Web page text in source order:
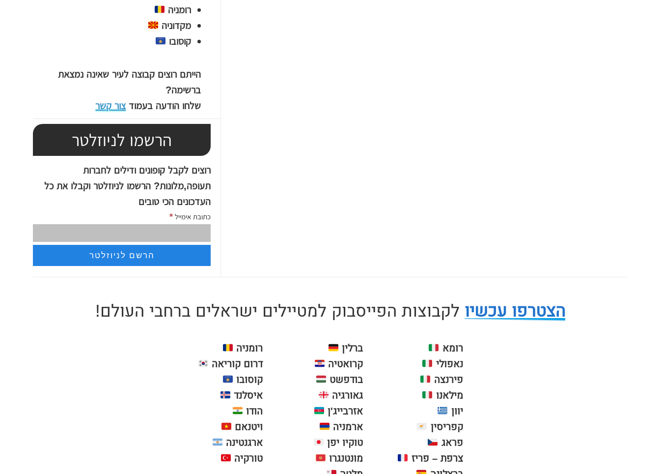
רומניה
מקדוניה
קוסובו
הייתם רוצים קבוצה לעיר שאינה נמצאת
ברשימה?
שלחו הודעה בעמודצור קשר
הרשמו לניוזלטר
רוצים לקבל קופונים ודילים לחברות
תעופה,מלונות? הרשמו לניוזלטר וקבלו את כל
העדכונים הכי טובים
כתובת אימייל *
הצטרפו עכשיו לקבוצות הפייסבוק למטיילים ישראלים ברחבי העולם!
רומא
נאפולי
פירנצה
מילאנו
יוון
קפריסין
פראג
צרפת – פריז
ברלין
קרואטיה
בודפשט
גאורגיה
אזרבייג'ן
ארמניה
טוקיו יפן
מונטנגרו
רומניה
דרום קוריאה
קוסובו
איסלנד
הודו
ויטנאם
ארגנטינה
טורקיה